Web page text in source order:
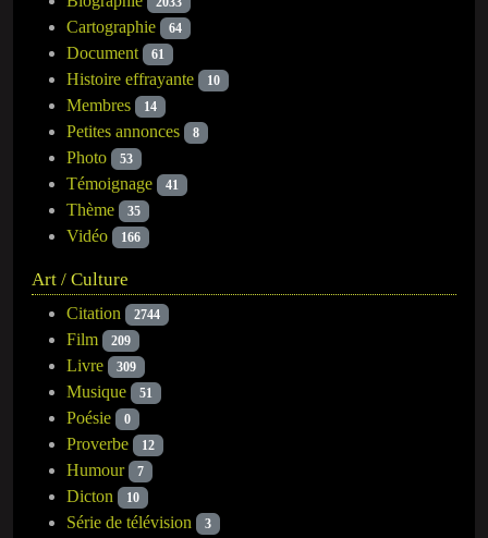
Cartographie 64
Document 61
Histoire effrayante 10
Membres 14
Petites annonces 8
Photo 53
Témoignage 41
Thème 35
Vidéo 166
Art / Culture
Citation 2744
Film 209
Livre 309
Musique 51
Poésie 0
Proverbe 12
Humour 7
Dicton 10
Série de télévision 3